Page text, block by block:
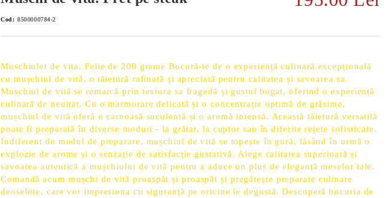
Cod: 8500000784-2
Muschiulet de vita. Felie de 200 grame Bucură-te de o experiență culinară excepțională
cu mușchiul de vită, o tăietură rafinată și apreciată pentru calitatea și savoarea sa.
Mușchiul de vită se remarcă prin textura sa fragedă și gustul bogat, oferind o experiență
culinară de neuitat. Cu o marmorare delicată și o concentrație optimă de grăsime,
mușchiul de vită oferă o carnoasă suculentă și o aromă intensă. Această tăietură versatilă
poate fi preparată în diverse moduri - la grătar, la cuptor sau în diferite rețete sofisticate.
Indiferent de modul de preparare, mușchiul de vită se topește în gură, lăsând în urmă o
explozie de arome și o senzație de satisfacție gustativă. Alege calitatea superioară și
savoarea autentică a mușchiului de vită pentru a aduce un plus de eleganță meselor tale.
Comandă acum mușchi de vită proaspăt și proaspăt și pregătește preparate culinare
deosebite, care vor impresiona cu siguranță pe oricine le degustă. Descoperă bucuria de